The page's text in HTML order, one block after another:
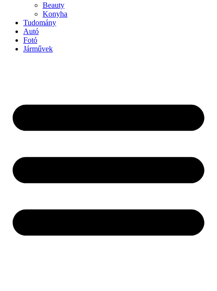
Beauty
Konyha
Tudomány
Autó
Fotó
Járművek